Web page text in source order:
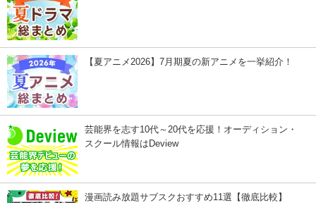
【夏アニメ2026】7月期夏の新アニメを一挙紹介！
芸能界を志す10代～20代を応援！オーディション・
スクール情報はDeview
漫画読み放題サブスクおすすめ11選【徹底比較】